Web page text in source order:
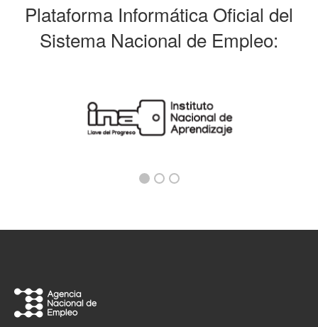
Plataforma Informática Oficial del
Sistema Nacional de Empleo: